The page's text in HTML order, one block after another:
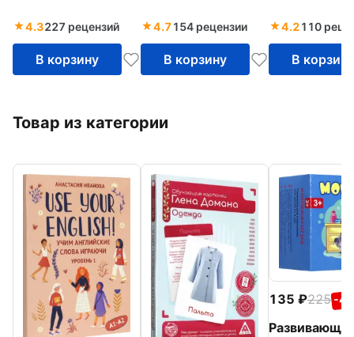
4.3227 рецензий
В корзину
4.7154 рецензии
В корзину
4.2110
В корзину
Товар из категории
135 225 -